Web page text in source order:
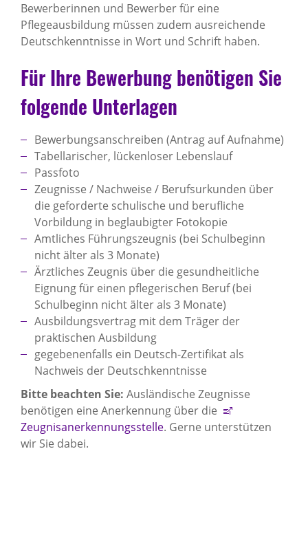
Bewerberinnen und Bewerber für eine
Pflegeausbildung müssen zudem ausreichende
Deutschkenntnisse in Wort und Schrift haben.
Für Ihre Bewerbung benötigen Sie
folgende Unterlagen
Bewerbungsanschreiben (Antrag auf Aufnahme)
Tabellarischer, lückenloser Lebenslauf
Passfoto
Zeugnisse / Nachweise / Berufsurkunden über
die geforderte schulische und berufliche
Vorbildung in beglaubigter Fotokopie
Amtliches Führungszeugnis (bei Schulbeginn
nicht älter als 3 Monate)
Ärztliches Zeugnis über die gesundheitliche
Eignung für einen pflegerischen Beruf (bei
Schulbeginn nicht älter als 3 Monate)
Ausbildungsvertrag mit dem Träger der
praktischen Ausbildung
gegebenenfalls ein Deutsch-Zertifikat als
Nachweis der Deutschkenntnisse
Bitte beachten Sie: Ausländische Zeugnisse
benötigen eine Anerkennung über die
Zeugnisanerkennungsstelle. Gerne unterstützen
wir Sie dabei.